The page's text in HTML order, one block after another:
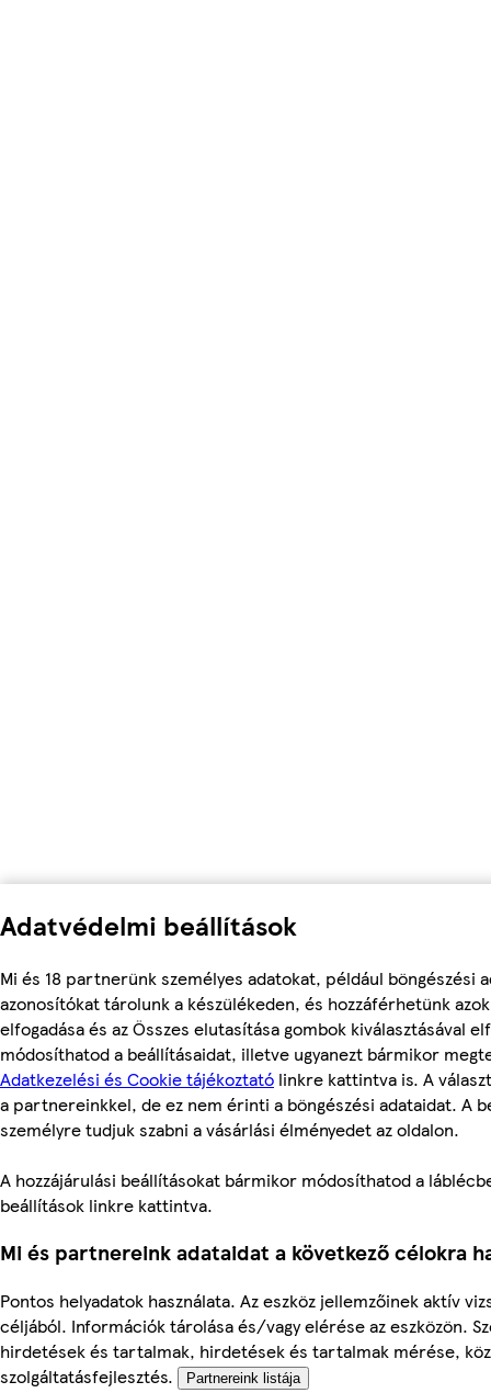
Adatvédelmi beállítások
Mi és 18 partnerünk személyes adatokat, például böngészési
azonosítókat tárolunk a készülékeden, és hozzáférhetünk
elfogadása és az Összes elutasítása gombok kiválasztásával
módosíthatod a beállításaidat, illetve ugyanezt bármikor
Adatkezelési és Cookie tájékoztató linkre kattintva is. A
a partnereinkkel, de ez nem érinti a böngészési adataidat. A
személyre tudjuk szabni a vásárlási élményedet az oldalon.
A hozzájárulási beállításokat bármikor módosíthatod a
beállítások linkre kattintva.
Mi és partnereink adataidat a következő célokra
Pontos helyadatok használata. Az eszköz jellemzőinek aktív
céljából. Információk tárolása és/vagy elérése az eszközön.
hirdetések és tartalmak, hirdetések és tartalmak mérése,
szolgáltatásfejlesztés.
Partnereink listája